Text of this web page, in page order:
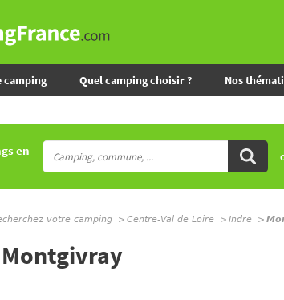
camping Quel camping choisir ? Nos
en
votre camping Centre-Val de Loire Indre